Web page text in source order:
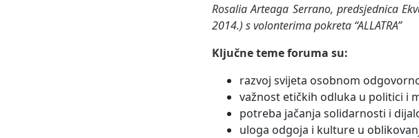
Rosalia Arteaga Serrano, predsjednica
2014.) s volonterima pokreta “ALLATRA”
Ključne teme foruma su:
razvoj svijeta osobnom
važnost etičkih odluka u politici i
potreba jačanja solidarnosti i
uloga odgoja i kulture u